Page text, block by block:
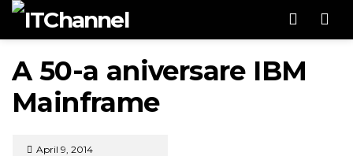
A 50-a aniversare IBM
Mainframe
April 9, 2014